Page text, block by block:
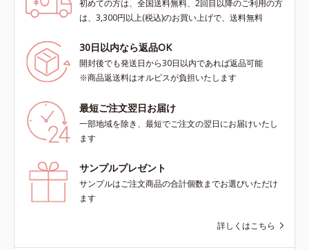
初めての方は、全国送料無料、2回目以降のご利用の方
は、3,300円以上(税込)のお買い上げで、送料無料
30日以内なら返品OK
開封後でも発送日から30日以内であれば返品可能
※商品返送料はオルビスが負担いたします
最短ご注文翌日お届け
一部地域を除き、最短でご注文の翌日にお届けいたし
ます
サンプルプレゼント
サンプルはご注文商品の合計個数までお選びいただけ
ます
詳しくはこちら